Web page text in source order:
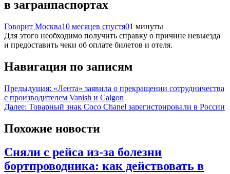
в загранпаспортах
Говорит Москва10 месяцев спустя01 минуты
Для этого необходимо получить справку о причине невыезда
и предоставить чеки об оплате билетов и отеля.
Навигация по записям
Предыдущая: «Лента» заявила о прекращении сотрудничества
с производителем Vanish и Calgon
Далее: Товарный знак Coco Chanel зарегистрировали в России
Похожие новости
Сняли с рейса из-за болезни
бортпроводника: как действовать в